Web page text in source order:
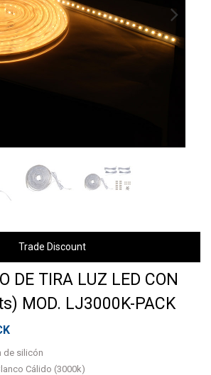
Trade Discount
DE TIRA LUZ LED CON
MOD. LJ3000K-PACK
de silicón
Cálido (3000k)